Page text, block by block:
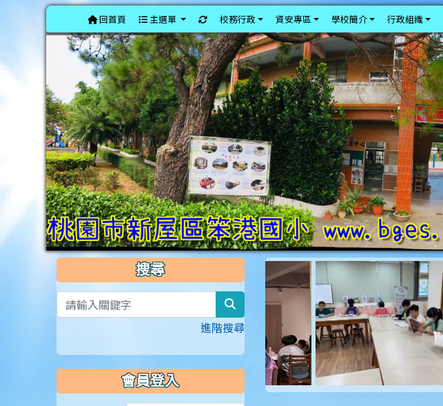
回首頁 主選單 重新取得佈景設定
校務行政 資安專區 學校簡介 行政組織
搜尋
進階搜尋
會員登入